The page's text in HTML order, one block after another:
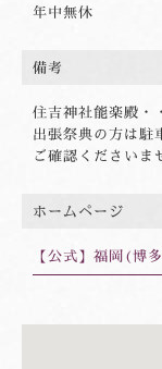
年中無休
備考
住吉神社能楽殿・
出張祭典の方は駐
ご確認くださいま
ホームページ
【公式】福岡(博